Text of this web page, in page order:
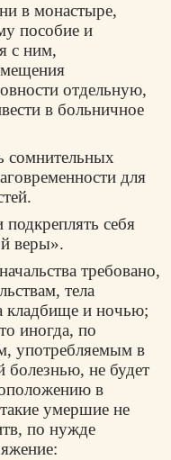
в монастыре,
пособие и
с ним,
отдельную,
в больничное
сомнительных
для
себя
веры».
требовано,
тела
и ночью;
иногда, по
употребляемым в
не будет
в
умершие не
по нужде